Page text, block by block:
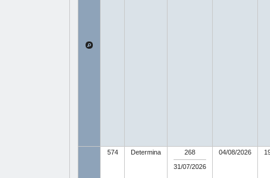
574 Determina
268
31/07/2026
04/08/2026